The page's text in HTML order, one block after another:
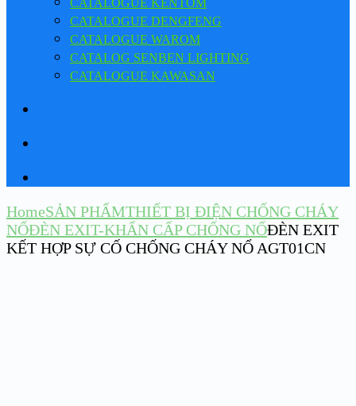
CATALOGUE KENTOM
CATALOGUE DENGFENG
CATALOGUE WAROM
CATALOG SENBEN LIGHTING
CATALOGUE KAWASAN
HomeSẢN PHẨMTHIẾT BỊ ĐIỆN CHỐNG CHÁY
NỔĐÈN EXIT-KHẨN CẤP CHỐNG NỔĐÈN EXIT
KẾT HỢP SỰ CỐ CHỐNG CHÁY NỔ AGT01CN